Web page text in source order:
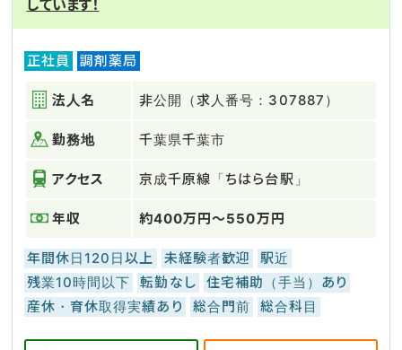
しています！
正社員 調剤薬局
法人名 非公開（求人番号：307887）
勤務地 千葉県千葉市
アクセス 京成千原線「ちはら台駅」
年収 約400万円～550万円
年間休日120日以上 未経験者歓迎
駅近
残業10時間以下
転勤なし
住宅補助（手当）あり
産休・育休取得実績あり
総合門前 総合科目